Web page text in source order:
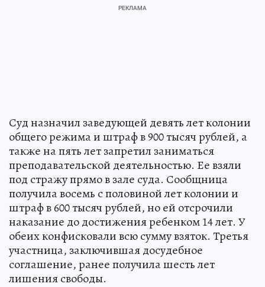
Суд назначил заведующей девять лет колонии
общего режима и штраф в 900 тысяч рублей, а
также на пять лет запретил заниматься
преподавательской деятельностью. Ее взяли
под стражу прямо в зале суда. Сообщница
получила восемь с половиной лет колонии и
штраф в 600 тысяч рублей, но ей отсрочили
наказание до достижения ребенком 14 лет. У
обеих конфисковали всю сумму взяток. Третья
участница, заключившая досудебное
соглашение, ранее получила шесть лет
лишения свободы.